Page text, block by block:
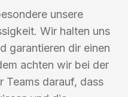
unsere
Wir halten uns
garantieren dir einen
achten wir bei der
Teams darauf, dass